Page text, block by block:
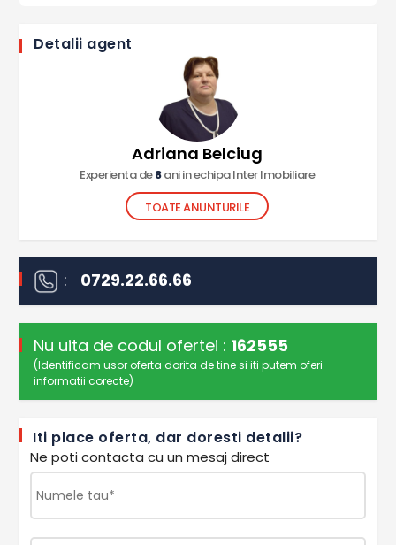
Detalii agent
Adriana Belciug
Experienta de8ani in echipa Inter Imobiliare
TOATE ANUNTURILE
: 0729.22.66.66
Nu uita de codul ofertei : 162555
(Identificam usor oferta dorita de tine si iti putem oferi
informatii corecte)
Iti place oferta, dar doresti detalii?
Ne poti contacta cu un mesaj direct